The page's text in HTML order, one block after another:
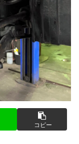
コピー